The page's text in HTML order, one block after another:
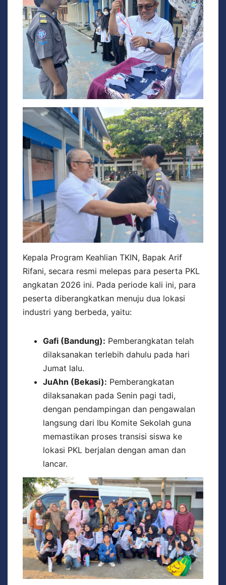
Kepala Program Keahlian TKIN, Bapak Arif
Rifani, secara resmi melepas para peserta PKL
angkatan 2026 ini. Pada periode kali ini, para
peserta diberangkatkan menuju dua lokasi
industri yang berbeda, yaitu:
Gafi (Bandung): Pemberangkatan telah
dilaksanakan terlebih dahulu pada hari
Jumat lalu.
JuAhn (Bekasi): Pemberangkatan
dilaksanakan pada Senin pagi tadi,
dengan pendampingan dan pengawalan
langsung dari Ibu Komite Sekolah guna
memastikan proses transisi siswa ke
lokasi PKL berjalan dengan aman dan
lancar.